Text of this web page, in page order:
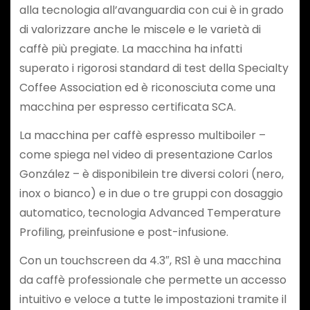
alla tecnologia all’avanguardia con cui è in grado
di valorizzare anche le miscele e le varietà di
caffè più pregiate. La macchina ha infatti
superato i rigorosi standard di test della Specialty
Coffee Association ed è riconosciuta come una
macchina per espresso certificata SCA.
La macchina per caffè espresso multiboiler –
come spiega nel video di presentazione Carlos
González – è disponibilein tre diversi colori (nero,
inox o bianco) e in due o tre gruppi con dosaggio
automatico, tecnologia Advanced Temperature
Profiling, preinfusione e post-infusione.
Con un touchscreen da 4.3″, RS1 è una macchina
da caffè professionale che permette un accesso
intuitivo e veloce a tutte le impostazioni tramite il